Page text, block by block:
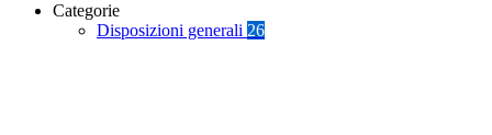
Categorie
Disposizioni generali 26